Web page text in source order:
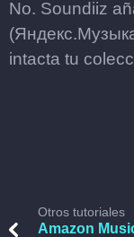
No. Soundiiz
intacta tu
Otros tutoriales
Amazon